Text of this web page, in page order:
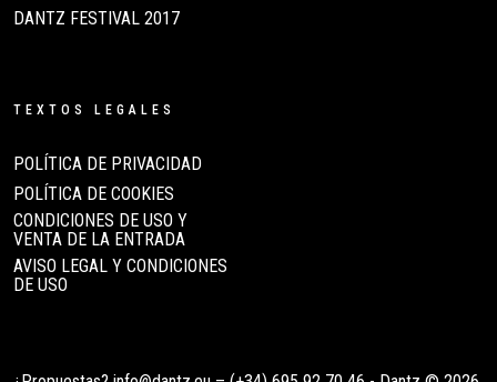
DANTZ FESTIVAL 2017
TEXTOS LEGALES
POLÍTICA DE PRIVACIDAD
POLÍTICA DE COOKIES
CONDICIONES DE USO Y
VENTA DE LA ENTRADA
AVISO LEGAL Y CONDICIONES
DE USO